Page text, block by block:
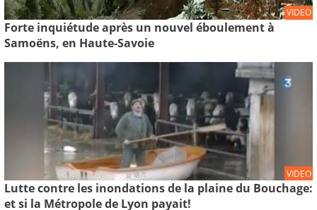
VIDEO
Forte inquiétude après un nouvel éboulement à
Samoëns, en Haute-Savoie
VIDEO
Lutte contre les inondations de la plaine du Bouchage:
et si la Métropole de Lyon payait!